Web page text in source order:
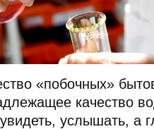
«побочных»
качество
услышать, а